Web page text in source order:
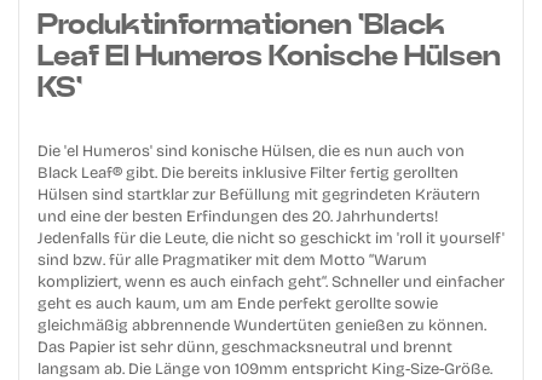
Produktinformationen 'Black
Leaf El Humeros Konische Hülsen
KS'
Die 'el Humeros' sind konische Hülsen, die es nun auch von
Black Leaf® gibt. Die bereits inklusive Filter fertig gerollten
Hülsen sind startklar zur Befüllung mit gegrindeten Kräutern
und eine der besten Erfindungen des 20. Jahrhunderts!
Jedenfalls für die Leute, die nicht so geschickt im 'roll it yourself'
sind bzw. für alle Pragmatiker mit dem Motto “Warum
kompliziert, wenn es auch einfach geht“. Schneller und einfacher
geht es auch kaum, um am Ende perfekt gerollte sowie
gleichmäßig abbrennende Wundertüten genießen zu können.
Das Papier ist sehr dünn, geschmacksneutral und brennt
langsam ab. Die Länge von 109mm entspricht King-Size-Größe.